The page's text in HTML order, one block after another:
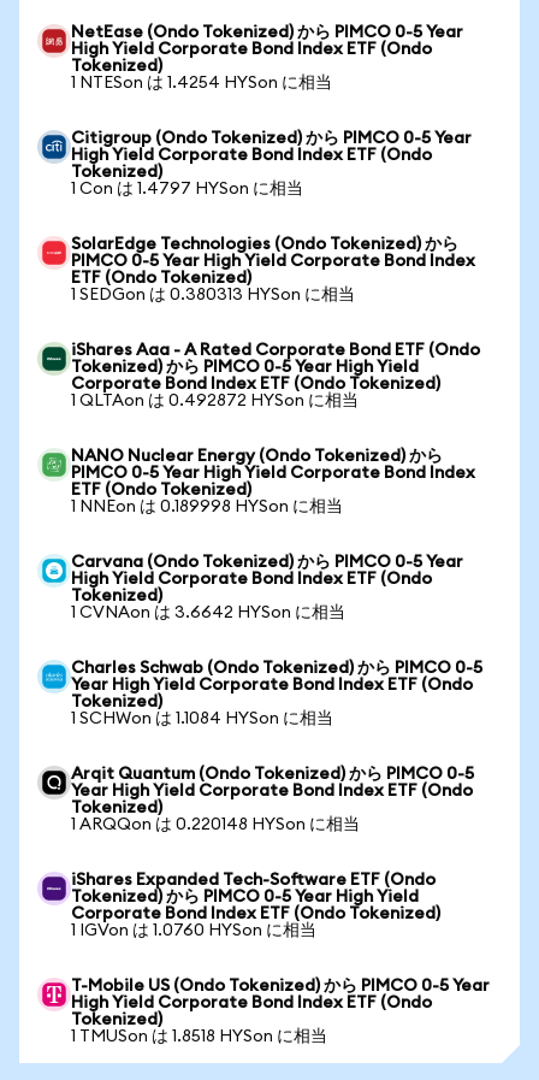
NetEase (Ondo Tokenized) から PIMCO 0-5 Year
High Yield Corporate Bond Index ETF (Ondo
Tokenized)
1 NTESon は 1.4254 HYSon に相当
Citigroup (Ondo Tokenized) から PIMCO 0-5 Year
High Yield Corporate Bond Index ETF (Ondo
Tokenized)
1 Con は 1.4797 HYSon に相当
SolarEdge Technologies (Ondo Tokenized) から
PIMCO 0-5 Year High Yield Corporate Bond Index
ETF (Ondo Tokenized)
1 SEDGon は 0.380313 HYSon に相当
iShares Aaa - A Rated Corporate Bond ETF (Ondo
Tokenized) から PIMCO 0-5 Year High Yield
Corporate Bond Index ETF (Ondo Tokenized)
1 QLTAon は 0.492872 HYSon に相当
NANO Nuclear Energy (Ondo Tokenized) から
PIMCO 0-5 Year High Yield Corporate Bond Index
ETF (Ondo Tokenized)
1 NNEon は 0.189998 HYSon に相当
Carvana (Ondo Tokenized) から PIMCO 0-5 Year
High Yield Corporate Bond Index ETF (Ondo
Tokenized)
1 CVNAon は 3.6642 HYSon に相当
Charles Schwab (Ondo Tokenized) から PIMCO 0-5
Year High Yield Corporate Bond Index ETF (Ondo
Tokenized)
1 SCHWon は 1.1084 HYSon に相当
Arqit Quantum (Ondo Tokenized) から PIMCO 0-5
Year High Yield Corporate Bond Index ETF (Ondo
Tokenized)
1 ARQQon は 0.220148 HYSon に相当
iShares Expanded Tech-Software ETF (Ondo
Tokenized) から PIMCO 0-5 Year High Yield
Corporate Bond Index ETF (Ondo Tokenized)
1 IGVon は 1.0760 HYSon に相当
T-Mobile US (Ondo Tokenized) から PIMCO 0-5 Year
High Yield Corporate Bond Index ETF (Ondo
Tokenized)
1 TMUSon は 1.8518 HYSon に相当